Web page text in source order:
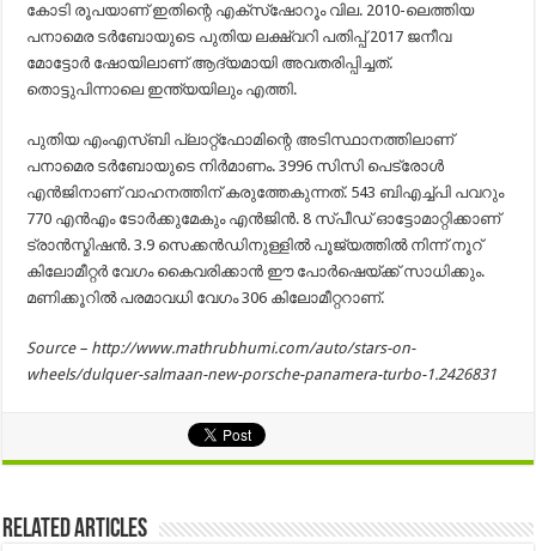
കോടി രൂപയാണ് ഇതിന്റെ എക്‌സ്‌ഷോറൂം വില. 2010-ലെത്തിയ
പനാമെര ടര്‍ബോയുടെ പുതിയ ലക്ഷ്വറി പതിപ്പ് 2017 ജനീവ
മോട്ടോര്‍ ഷോയിലാണ് ആദ്യമായി അവതരിപ്പിച്ചത്.
തൊട്ടുപിന്നാലെ ഇന്ത്യയിലും എത്തി.
പുതിയ എംഎസ്ബി പ്ലാറ്റ്‌ഫോമിന്റെ അടിസ്ഥാനത്തിലാണ്
പനാമെര ടര്‍ബോയുടെ നിര്‍മാണം. 3996 സിസി പെട്രോള്‍
എന്‍ജിനാണ് വാഹനത്തിന് കരുത്തേകുന്നത്. 543 ബിഎച്ച്പി പവറും
770 എന്‍എം ടോര്‍ക്കുമേകും എന്‍ജിന്‍. 8 സ്പീഡ് ഓട്ടോമാറ്റിക്കാണ്
ട്രാന്‍സ്മിഷന്‍. 3.9 സെക്കന്‍ഡിനുള്ളില്‍ പൂജ്യത്തില്‍ നിന്ന് നൂറ്
കിലോമീറ്റര്‍ വേഗം കൈവരിക്കാന്‍ ഈ പോര്‍ഷെയ്ക്ക് സാധിക്കും.
മണിക്കൂറില്‍ പരമാവധി വേഗം 306 കിലോമീറ്ററാണ്.
Source – http://www.mathrubhumi.com/auto/stars-on-
wheels/dulquer-salmaan-new-porsche-panamera-turbo-1.2426831
Related Articles